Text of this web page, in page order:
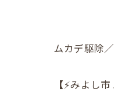
ムカデ駆除
【⚡みよし